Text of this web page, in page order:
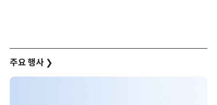
주요 행사 ❯